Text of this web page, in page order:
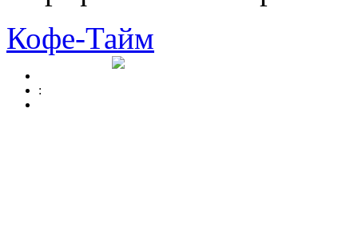
Кофе-Тайм
: